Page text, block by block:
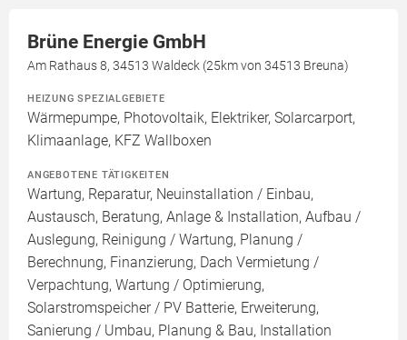
Brüne Energie GmbH
Am Rathaus 8, 34513 Waldeck (25km von 34513 Breuna)
HEIZUNG SPEZIALGEBIETE
Wärmepumpe, Photovoltaik, Elektriker, Solarcarport,
Klimaanlage, KFZ Wallboxen
ANGEBOTENE TÄTIGKEITEN
Wartung, Reparatur, Neuinstallation / Einbau,
Austausch, Beratung, Anlage & Installation, Aufbau /
Auslegung, Reinigung / Wartung, Planung /
Berechnung, Finanzierung, Dach Vermietung /
Verpachtung, Wartung / Optimierung,
Solarstromspeicher / PV Batterie, Erweiterung,
Sanierung / Umbau, Planung & Bau, Installation